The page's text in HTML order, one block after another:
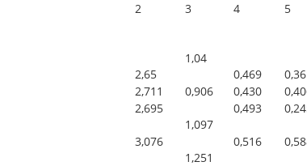
2 3 4 5
2,65
2,711
2,695
3,076
1,04
0,906
1,097
1,251
0,469
0,430
0,493
0,516